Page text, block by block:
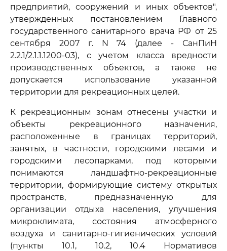
предприятий, сооружений и иных объектов",
утвержденных постановлением Главного
государственного санитарного врача РФ от 25
сентября 2007 г. N 74 (далее - СанПиН
2.2.1/2.1.1.1200-03), с учетом класса вредности
производственных объектов, а также не
допускается использование указанной
территории для рекреационных целей.
К рекреационным зонам отнесены участки и
объекты рекреационного назначения,
расположенные в границах территорий,
занятых, в частности, городскими лесами и
городскими лесопарками, под которыми
понимаются ландшафтно-рекреационные
территории, формирующие систему открытых
пространств, предназначенную для
организации отдыха населения, улучшения
микроклимата, состояния атмосферного
воздуха и санитарно-гигиенических условий
(пункты 10.1, 10.2, 10.4 Нормативов